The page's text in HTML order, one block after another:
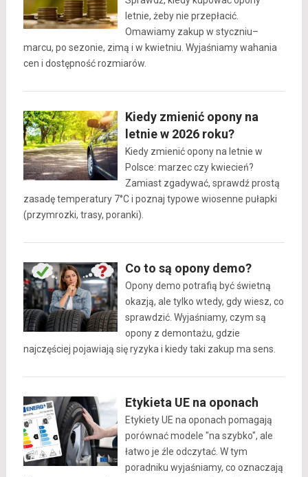
letnie, żeby nie przepłacić.
Omawiamy zakup w styczniu–
marcu, po sezonie, zimą i w kwietniu. Wyjaśniamy wahania
cen i dostępność rozmiarów.
Kiedy zmienić opony na
letnie w 2026 roku?
Kiedy zmienić opony na letnie w
Polsce: marzec czy kwiecień?
Zamiast zgadywać, sprawdź prostą
zasadę temperatury 7°C i poznaj typowe wiosenne pułapki
(przymrozki, trasy, poranki).
Co to są opony demo?
Opony demo potrafią być świetną
okazją, ale tylko wtedy, gdy wiesz, co
sprawdzić. Wyjaśniamy, czym są
opony z demontażu, gdzie
najczęściej pojawiają się ryzyka i kiedy taki zakup ma sens.
Etykieta UE na oponach
Etykiety UE na oponach pomagają
porównać modele "na szybko", ale
łatwo je źle odczytać. W tym
poradniku wyjaśniamy, co oznaczają